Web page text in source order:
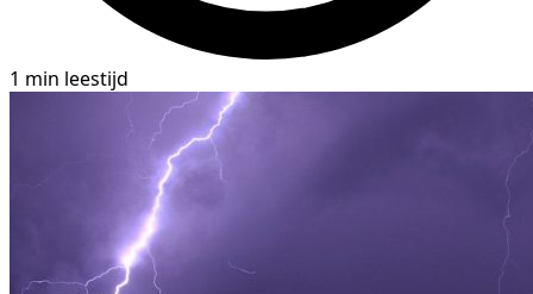
1 min leestijd